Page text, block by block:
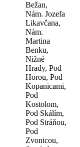
Bežan,
Nám. Jozefa
Likavčana,
Nám.
Martina
Benku,
Nižné
Hrady, Pod
Horou, Pod
Kopanicami,
Pod
Kostolom,
Pod Skálím,
Pod Stráňou,
Pod
Zvonicou,